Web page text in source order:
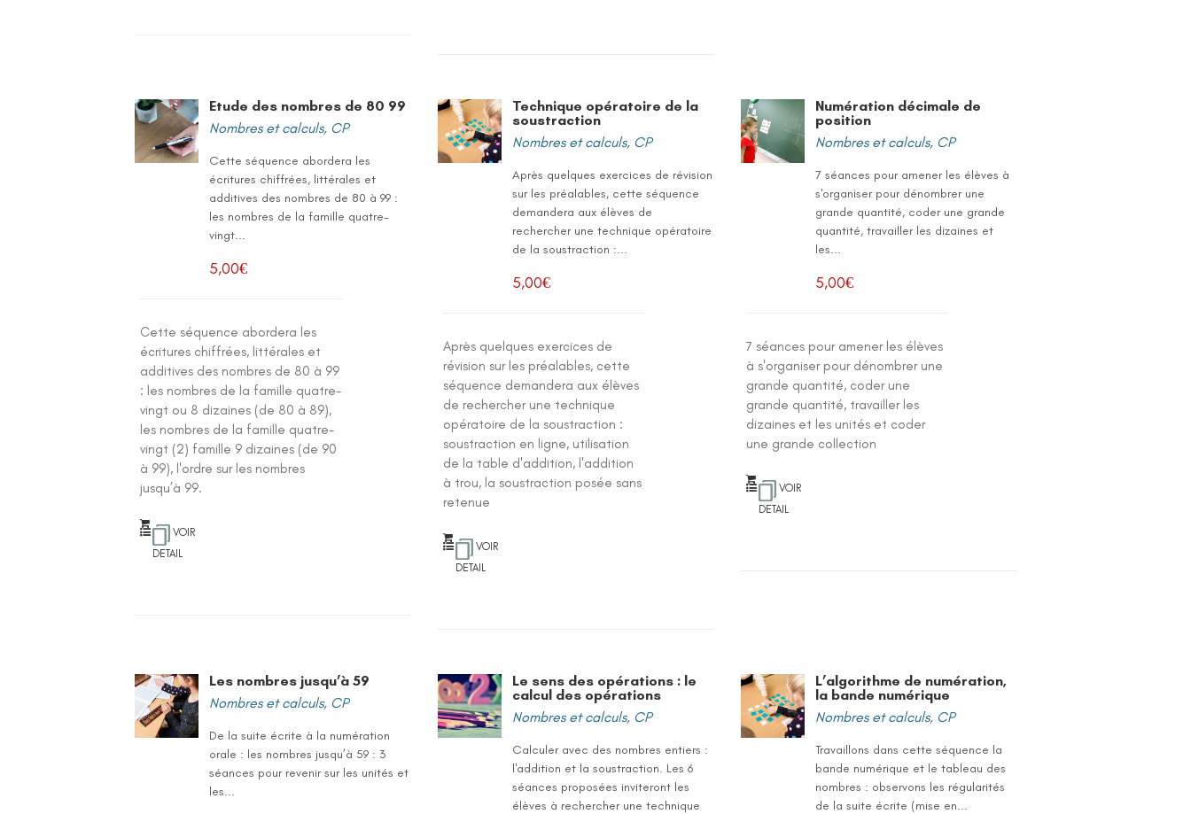
Etude des nombres de 80 99
Nombres et calculs, CP
Cette séquence abordera les
écritures chiffrées, littérales et
additives des nombres de 80 à 99 :
les nombres de la famille quatre-
vingt...
5,00€
Cette séquence abordera les
écritures chiffrées, littérales et
additives des nombres de 80 à 99
: les nombres de la famille quatre-
vingt ou 8 dizaines (de 80 à 89),
les nombres de la famille quatre-
vingt (2) famille 9 dizaines (de 90
à 99), l'ordre sur les nombres
jusqu’à 99.
VOIR
DETAIL
Technique opératoire de la
soustraction
Nombres et calculs, CP
Après quelques exercices de révision
sur les préalables, cette séquence
demandera aux élèves de
rechercher une technique opératoire
de la soustraction :...
5,00€
Après quelques exercices de
révision sur les préalables, cette
séquence demandera aux élèves
de rechercher une technique
opératoire de la soustraction :
soustraction en ligne, utilisation
de la table d'addition, l'addition
à trou, la soustraction posée sans
retenue
VOIR
DETAIL
Numération décimale de
position
Nombres et calculs, CP
7 séances pour amener les élèves à
s'organiser pour dénombrer une
grande quantité, coder une grande
quantité, travailler les dizaines et
les...
5,00€
7 séances pour amener les élèves
à s'organiser pour dénombrer une
grande quantité, coder une
grande quantité, travailler les
dizaines et les unités et coder
une grande collection
VOIR
DETAIL
Les nombres jusqu’à 59
Nombres et calculs, CP
De la suite écrite à la numération
orale : les nombres jusqu’à 59 : 3
séances pour revenir sur les unités et
les...
Le sens des opérations : le
calcul des opérations
Nombres et calculs, CP
Calculer avec des nombres entiers :
l'addition et la soustraction. Les 6
séances proposées inviteront les
élèves à rechercher une technique
L’algorithme de numération,
la bande numérique
Nombres et calculs, CP
Travaillons dans cette séquence la
bande numérique et le tableau des
nombres : observons les régularités
de la suite écrite (mise en...